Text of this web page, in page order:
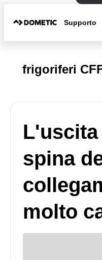
Supporto
frigoriferi
spina
molto